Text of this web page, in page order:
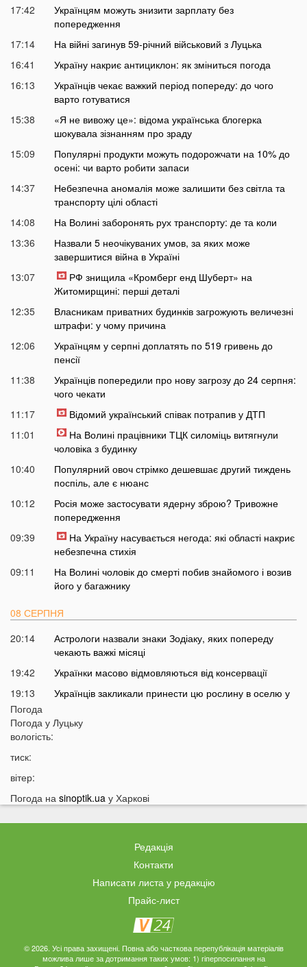
17:42
Українцям можуть знизити зарплату без
попередження
17:14
На війні загинув 59-річний військовий з Луцька
16:41
Україну накриє антициклон: як зміниться погода
16:13
Українців чекає важкий період попереду: до чого
варто готуватися
15:38
«Я не вивожу це»: відома українська блогерка
шокувала зізнанням про зраду
15:09
Популярні продукти можуть подорожчати на 10% до
осені: чи варто робити запаси
14:37
Небезпечна аномалія може залишити без світла та
транспорту цілі області
14:08
На Волині заборонять рух транспорту: де та коли
13:36
Назвали 5 неочікуваних умов, за яких може
завершитися війна в Україні
13:07
РФ знищила «Кромберг енд Шуберт» на
Житомирщині: перші деталі
12:35
Власникам приватних будинків загрожують величезні
штрафи: у чому причина
12:06
Українцям у серпні доплатять по 519 гривень до
пенсії
11:38
Українців попередили про нову загрозу до 24 серпня:
чого чекати
11:17
Відомий український співак потрапив у ДТП
11:01
На Волині працівники ТЦК силоміць витягнули
чоловіка з будинку
10:40
Популярний овоч стрімко дешевшає другий тиждень
поспіль, але є нюанс
10:12
Росія може застосувати ядерну зброю? Тривожне
попередження
09:39
На Україну насувається негода: які області накриє
небезпечна стихія
09:11
На Волині чоловік до смерті побив знайомого і возив
його у багажнику
08 СЕРПНЯ
20:14
Астрологи назвали знаки Зодіаку, яких попереду
чекають важкі місяці
19:42
Українки масово відмовляються від консервації
19:13
Українців закликали принести цю рослину в оселю у
18:41
Мороз чи аномальне тепло: якою буде зима в Україні
17:40
17:14
У Луцьку на Ковельській зіткнулися два авто:
На фронті загинув 34-річний Герой з Волині
прогноз для України
15:09
У Львові 18-річний волинянин вдарив ножем
хлопця під час сварки
Погода
Погода у Луцьку
вологість:
тиск:
вітер:
Погода на sinoptik.ua у Харкові
Редакція
Контакти
Написати листа у редакцію
Прайс-лист
© 2026. Усі права захищені. Повна або часткова перепублікація матеріалів
можлива лише за дотримання таких умов: 1) гіперпосилання на